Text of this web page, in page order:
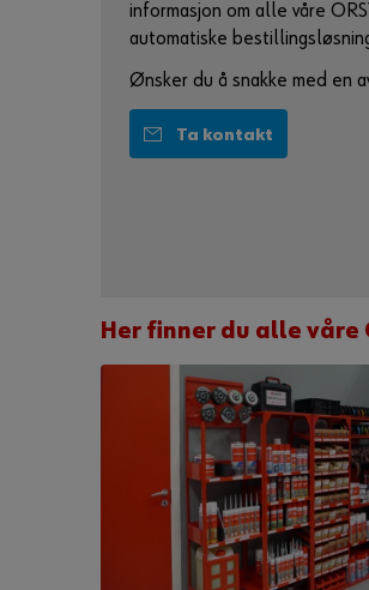
informasjon om alle våre
automatiske
Ønsker du å snakke med en
Ta kontakt
Her finner du alle våre